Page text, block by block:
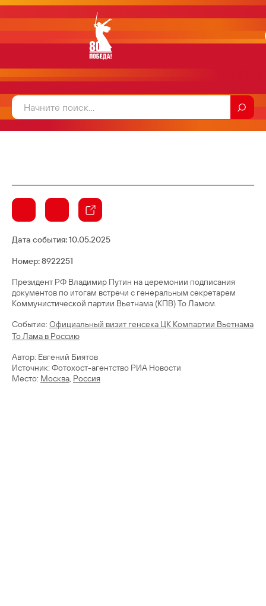
Дата события:10.05.2025
Номер: 8922251
Президент РФ Владимир Путин на церемонии подписания
документов по итогам встречи с генеральным секретарем
Коммунистической партии Вьетнама (КПВ) То Ламом.
Cобытие: Официальный визит генсека ЦК Компартии Вьетнама
То Лама в Россию
Автор: Евгений Биятов
Источник: Фотохост-агентство РИА Новости
Место: Москва, Россия